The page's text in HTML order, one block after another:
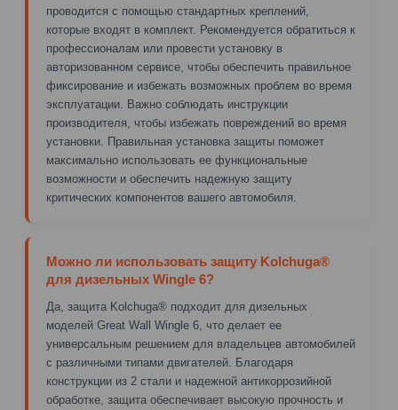
проводится с помощью стандартных креплений,
которые входят в комплект. Рекомендуется обратиться к
профессионалам или провести установку в
авторизованном сервисе, чтобы обеспечить правильное
фиксирование и избежать возможных проблем во время
эксплуатации. Важно соблюдать инструкции
производителя, чтобы избежать повреждений во время
установки. Правильная установка защиты поможет
максимально использовать ее функциональные
возможности и обеспечить надежную защиту
критических компонентов вашего автомобиля.
Можно ли использовать защиту Kolchuga®
для дизельных Wingle 6?
Да, защита Kolchuga® подходит для дизельных
моделей Great Wall Wingle 6, что делает ее
универсальным решением для владельцев автомобилей
с различными типами двигателей. Благодаря
конструкции из 2 стали и надежной антикоррозийной
обработке, защита обеспечивает высокую прочность и